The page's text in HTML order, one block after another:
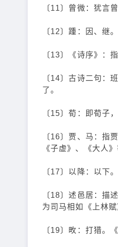
〔11〕曾微：犹言
〔12〕踵：因、
〔13〕《诗序》：
〔14〕古诗二句：
了。
〔15〕荀：即荀子
〔16〕贾、马：指
《子虚》、《大人》
〔17〕以降：以下。
〔18〕述邑居：
为司马相如《上林赋
〔19〕畋：打猎。